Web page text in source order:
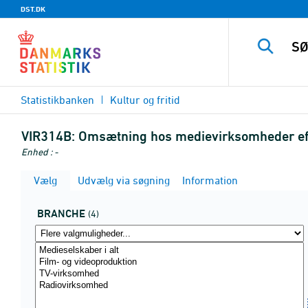
DST.DK
Statistikbanken Kultur og fritid
VIR314B: Omsætning hos medievirksomheder
Enhed : -
Vælg Udvælg via søgning Information
BRANCHE (4)